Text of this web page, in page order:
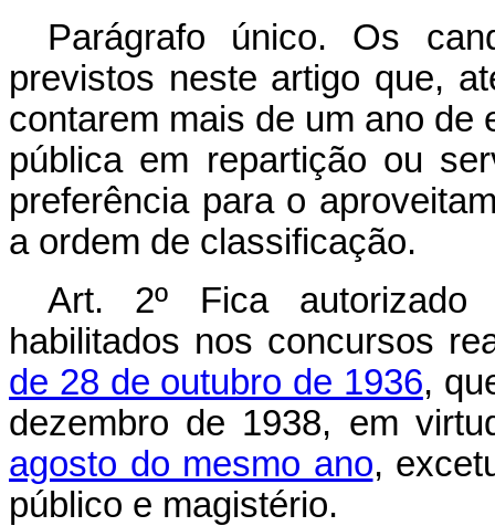
Parágrafo único. Os
previstos neste artigo que,
contarem mais de um ano
pública em repartição ou
preferência para o
a ordem de classificação.
Art. 2º Fica autorizado
habilitados nos concursos
de 28 de outubro de 1936,
dezembro de 1938, em
agosto do mesmo ano,
público e magistério.